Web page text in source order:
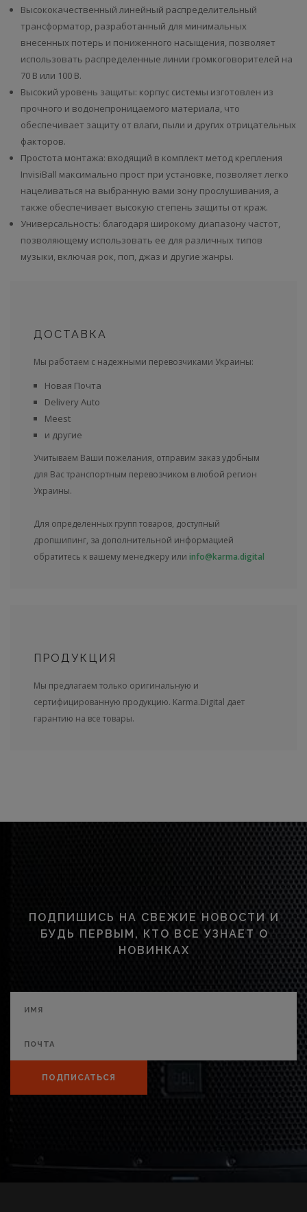
Высококачественный линейный распределительный
трансформатор, разработанный для минимальных
внесенных потерь и пониженного насыщения, позволяет
использовать распределенные линии громкоговорителей на
70 В или 100 В.
Высокий уровень защиты: корпус системы изготовлен из
прочного и водонепроницаемого материала, что
обеспечивает защиту от влаги, пыли и других отрицательных
факторов.
Простота монтажа: входящий в комплект метод крепления
InvisiBall максимально прост при установке, позволяет легко
нацеливаться на выбранную вами зону прослушивания, а
также обеспечивает высокую степень защиты от краж.
Универсальность: благодаря широкому диапазону частот,
позволяющему использовать ее для различных типов
музыки, включая рок, поп, джаз и другие жанры.
ДОСТАВКА
Мы работаем с надежными перевозчиками Украины:
Новая Почта
Delivery Auto
Meest
и другие
Учитываем Ваши пожелания, отправим заказ удобным
для Вас транспортным перевозчиком в любой регион
Украины.
Для определенных групп товаров, доступный
дропшипинг, за дополнительной информацией
обратитесь к вашему менеджеру или info@karma.digital
ПРОДУКЦИЯ
Мы предлагаем только оригинальную и
сертифицированную продукцию. Karma.Digital дает
гарантию на все товары.
ПОДПИШИСЬ НА СВЕЖИЕ НОВОСТИ И
БУДЬ ПЕРВЫМ, КТО ВСЕ УЗНАЕТ О
НОВИНКАХ
ПОДПИСАТЬСЯ